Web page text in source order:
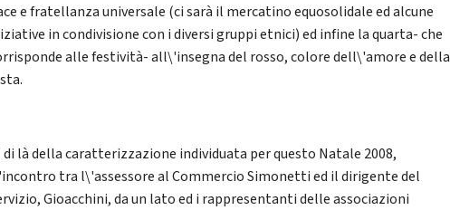
e fratellanza universale (ci sarà il mercatino equosolidale ed alcune
in condivisione con i diversi gruppi etnici) ed infine la quarta- che
alle festività- all\'insegna del rosso, colore dell\'amore e della
di là della caratterizzazione individuata per questo Natale 2008,
tra l\'assessore al Commercio Simonetti ed il dirigente del
Gioacchini, da un lato ed i rappresentanti delle associazioni